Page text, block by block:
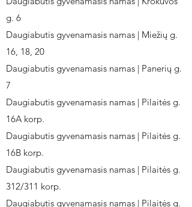
g. 6
Daugiabutis gyvenamasis namas | Miežių g.
16, 18, 20
Daugiabutis gyvenamasis namas | Panerių g.
7
Daugiabutis gyvenamasis namas | Pilaitės g.
16A korp.
Daugiabutis gyvenamasis namas | Pilaitės g.
16B korp.
Daugiabutis gyvenamasis namas | Pilaitės g.
312/311 korp.
Daugiabutis gyvenamasis namas | Pilaitės g.